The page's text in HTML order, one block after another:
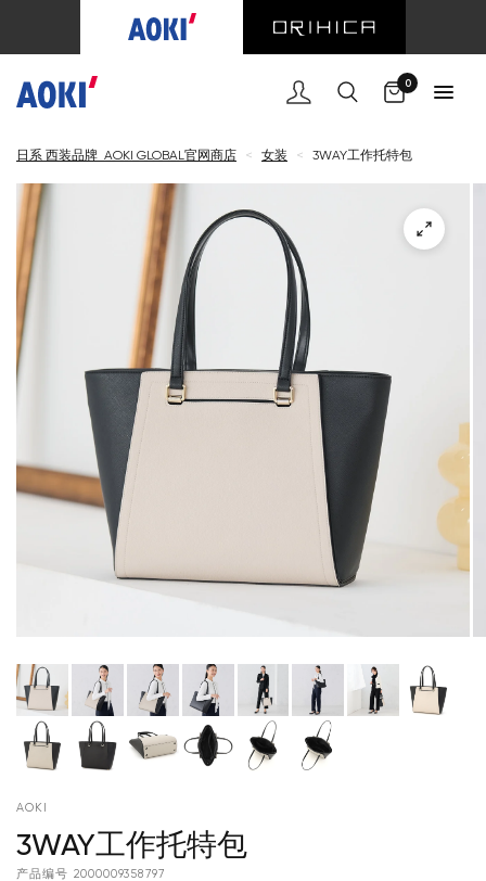
0
日系 西装品牌 AOKI GLOBAL官网商店 < 女装 < 3WAY工作托特包
AOKI
3WAY工作托特包
产品编号 2000009358797
购物车